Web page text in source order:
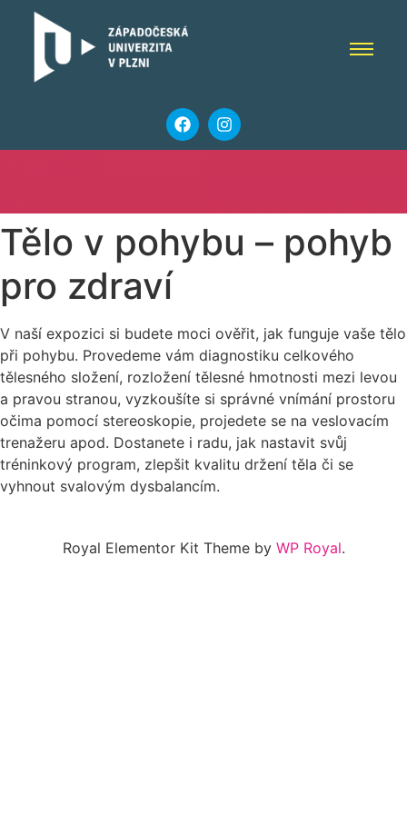
Tělo v pohybu – pohyb
pro zdraví
V naší expozici si budete moci ověřit, jak funguje vaše tělo
při pohybu. Provedeme vám diagnostiku celkového
tělesného složení, rozložení tělesné hmotnosti mezi levou
a pravou stranou, vyzkoušíte si správné vnímání prostoru
očima pomocí stereoskopie, projedete se na veslovacím
trenažeru apod. Dostanete i radu, jak nastavit svůj
tréninkový program, zlepšit kvalitu držení těla či se
vyhnout svalovým dysbalancím.
Royal Elementor Kit Theme by WP Royal.